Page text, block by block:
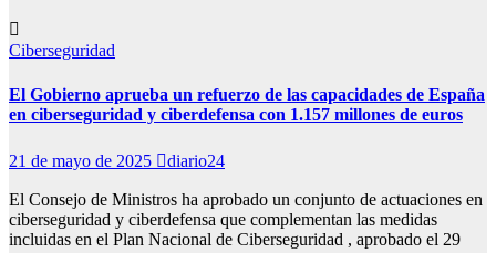
Ciberseguridad
El Gobierno aprueba un refuerzo de las capacidades de España
en ciberseguridad y ciberdefensa con 1.157 millones de euros
21 de mayo de 2025 diario24
El Consejo de Ministros ha aprobado un conjunto de actuaciones en
ciberseguridad y ciberdefensa que complementan las medidas
incluidas en el Plan Nacional de Ciberseguridad , aprobado el 29